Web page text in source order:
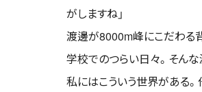
がしますね」
渡邊が8000m峰にこだわる
学校でのつらい日々。そんな
私にはこういう世界がある